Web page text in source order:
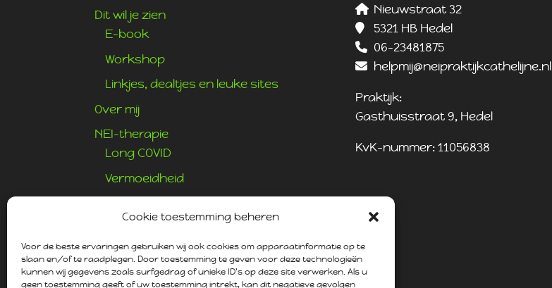
Cookie toestemming beheren
Voor de beste ervaringen gebruiken wij ook cookies om apparaatinformatie op te
slaan en/of te raadplegen. Door toestemming te geven voor deze technologieën
kunnen wij gegevens zoals surfgedrag of unieke ID's op deze site verwerken. Als u
geen toestemming geeft of uw toestemming intrekt, kan dit negatieve gevolgen
Dit wil je zien
E-book
Workshop
Linkjes, dealtjes en leuke sites
Over mij
NEI-therapie
Long COVID
Vermoeidheid
Contact
Gratis Adviesgesprek
Nieuwstraat 32
5321 HB Hedel
06-23481875
helpmij@neipraktijkcathelijne.nl
Praktijk:
Gasthuisstraat 9, Hedel
KvK-nummer: 11056838